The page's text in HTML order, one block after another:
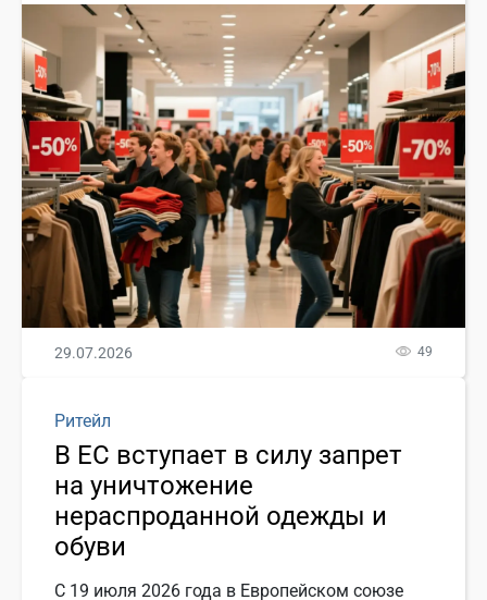
29.07.2026 49
Ритейл
В ЕС вступает в силу запрет
на уничтожение
нераспроданной одежды и
обуви
С 19 июля 2026 года в Европейском союзе